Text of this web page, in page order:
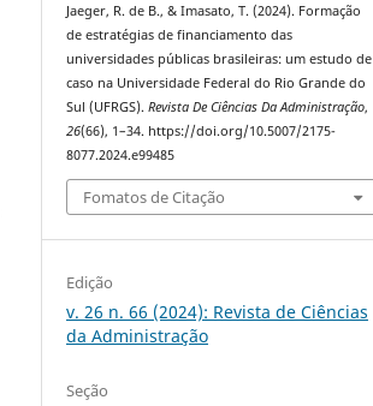
Jaeger, R. de B., & Imasato, T. (2024). Formação
de estratégias de financiamento das
universidades públicas brasileiras: um estudo de
caso na Universidade Federal do Rio Grande do
Sul (UFRGS).Revista De Ciências Da Administração,
26(66), 1–34. https://doi.org/10.5007/2175-
8077.2024.e99485
Fomatos de Citação
Edição
v. 26 n. 66 (2024): Revista de Ciências
da Administração
Seção